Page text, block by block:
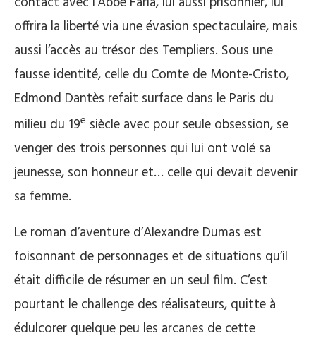
offrira la liberté via une évasion spectaculaire, mais
aussi l’accès au trésor des Templiers. Sous une
fausse identité, celle du Comte de Monte-Cristo,
Edmond Dantès refait surface dans le Paris du
milieu du 19e siècle avec pour seule obsession, se
venger des trois personnes qui lui ont volé sa
jeunesse, son honneur et… celle qui devait devenir
sa femme.
Le roman d’aventure d’Alexandre Dumas est
foisonnant de personnages et de situations qu’il
était difficile de résumer en un seul film. C’est
pourtant le challenge des réalisateurs, quitte à
édulcorer quelque peu les arcanes de cette